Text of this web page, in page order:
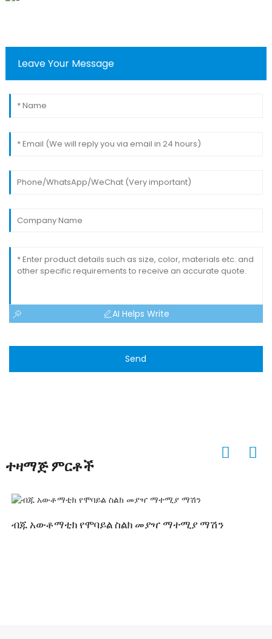
Leave Your Message
AI Helps Write
Send
ተዛማጅ ምርቶች
ብጁ አውቶማቲክ የሞባይል ስልክ መያዣ ማተሚያ ማሽን